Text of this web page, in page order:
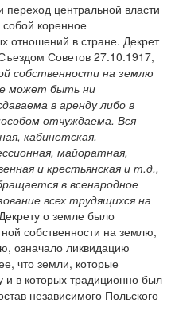
центральной власти
собой коренное
отношений в стране. Декрет
Советов 27.10.1917,
собственности на землю
может быть ни
в аренду либо в
отчуждаема. Вся
кабинетская,
майоратная,
и крестьянская и т.д.,
в всенародное
всех трудящихся на
о земле было
собственности на землю,
означало ликвидацию
что земли, которые
и в которых традиционно был
независимого Польского